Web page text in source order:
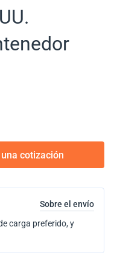
cotización
Sobre el envío
carga preferido, y